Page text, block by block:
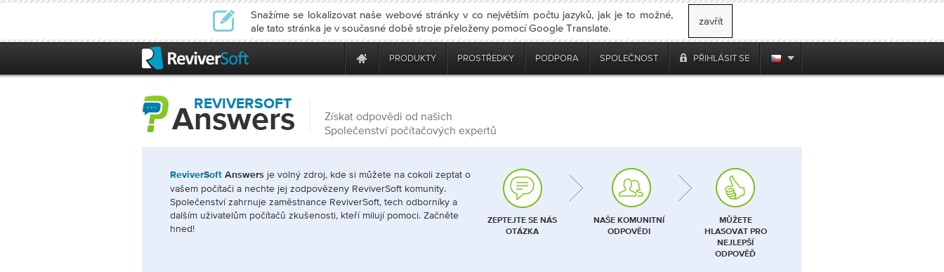
Snažíme se lokalizovat naše webové stránky v co největším počtu jazyků, jak je to možné,
ale tato stránka je v současné době stroje přeloženy pomocí Google Translate.
zavřít
PRODUKTY PROSTŘEDKY PODPORA SPOLEČNOST PŘIHLÁSIT SE
REVIVERSOFT
Answers
Získat odpovědi od našich
Společenství počítačových expertů
ReviverSoft Answers je volný zdroj, kde si můžete na cokoli zeptat o
vašem počítači a nechte jej zodpovězeny ReviverSoft komunity.
Společenství zahrnuje zaměstnance ReviverSoft, tech odborníky a
dalším uživatelům počítačů zkušenosti, kteří milují pomoci. Začněte
hned!
ZEPTEJTE SE NÁS
OTÁZKA
NAŠE KOMUNITNÍ
ODPOVĚDI
MŮŽETE
HLASOVAT PRO
NEJLEPŠÍ
ODPOVĚĎ